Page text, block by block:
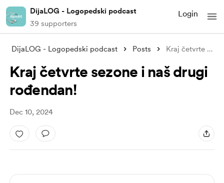
DijaLOG - Logopedski podcast
39 supporters
Login
DijaLOG - Logopedski podcast Posts Kraj četvrte sezone i naš drugi rođendan
Kraj četvrte sezone i naš drugi
rođendan!
Dec 10, 2024